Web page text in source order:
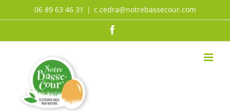
au
06 89 63 46 31 | c.cedra@notrebassecour.com